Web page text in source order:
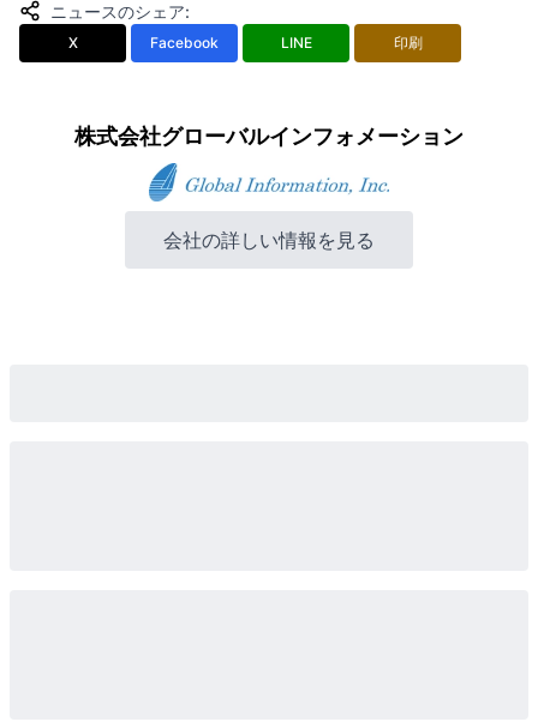
ニュースのシェア:
X Facebook LINE 印刷
株式会社グローバルインフォメーション
会社の詳しい情報を見る